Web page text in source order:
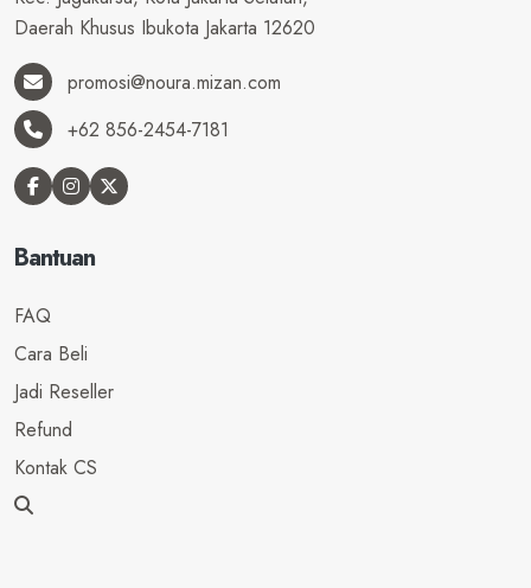
Daerah Khusus Ibukota Jakarta 12620
promosi@noura.mizan.com
+62 856-2454-7181
Bantuan
FAQ
Cara Beli
Jadi Reseller
Refund
Kontak CS